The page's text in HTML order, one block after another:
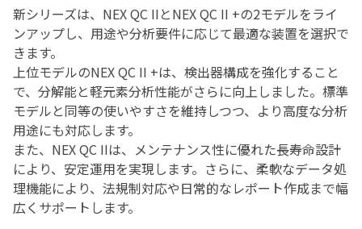
新シリーズは、NEX QC IIとNEX QC II +の2モデルをライ
ンアップし、用途や分析要件に応じて最適な装置を選択で
きます。
上位モデルのNEX QC II +は、検出器構成を強化すること
で、分解能と軽元素分析性能がさらに向上しました。標準
モデルと同等の使いやすさを維持しつつ、より高度な分析
用途にも対応します。
また、NEX QC IIは、メンテナンス性に優れた長寿命設計
により、安定運用を実現します。さらに、柔軟なデータ処
理機能により、法規制対応や日常的なレポート作成まで幅
広くサポートします。